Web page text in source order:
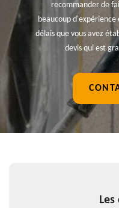
recommander de
beaucoup d'expérience
délais que vous avez
devis qui est
Les